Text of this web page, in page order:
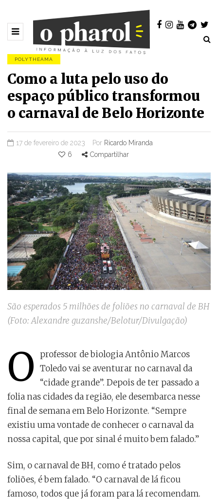
POLYTHEAMA
Como a luta pelo uso do
espaço público transformou
o carnaval de Belo Horizonte
17 de fevereiro de 2023 Por Ricardo Miranda
6
Compartilhar
São esperados 5 milhões de foliões no carnaval de BH
(Foto: Alexandre guzanshe/Belotur/Divulgação)
O
professor de biologia Antônio Marcos
Toledo vai se aventurar no carnaval da
“cidade grande”. Depois de ter passado a
folia nas cidades da região, ele desembarca nesse
final de semana em Belo Horizonte. “Sempre
existiu uma vontade de conhecer o carnaval da
nossa capital, que por sinal é muito bem falado.”
Sim, o carnaval de BH, como é tratado pelos
foliões, é bem falado. “O carnaval de lá ficou
famoso, todos que já foram para lá recomendam.